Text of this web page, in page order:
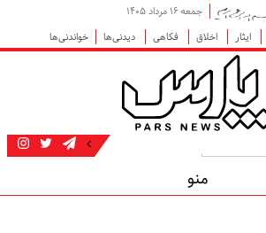
جمعه ۱۶ مرداد ۱۴۰۵
ایثار اخلاق فکاهی دیدنی‌ها خواندنی‌ها
منو